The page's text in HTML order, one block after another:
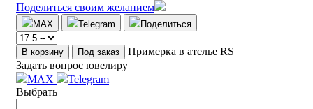
Поделиться своим желанием
MAX Telegram Поделиться
В корзину Под заказ
Примерка в ателье RS
Задать вопрос ювелиру
MAX
Telegram
Выбрать